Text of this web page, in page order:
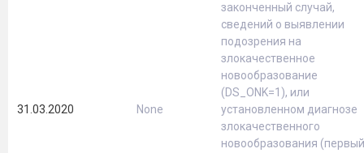
31.03.2020 None
законченный случай,
сведений о выявлении
подозрения на
злокачественное
новообразование
(DS_ONK=1), или
установленном диагнозе
злокачественного
новообразования (первый